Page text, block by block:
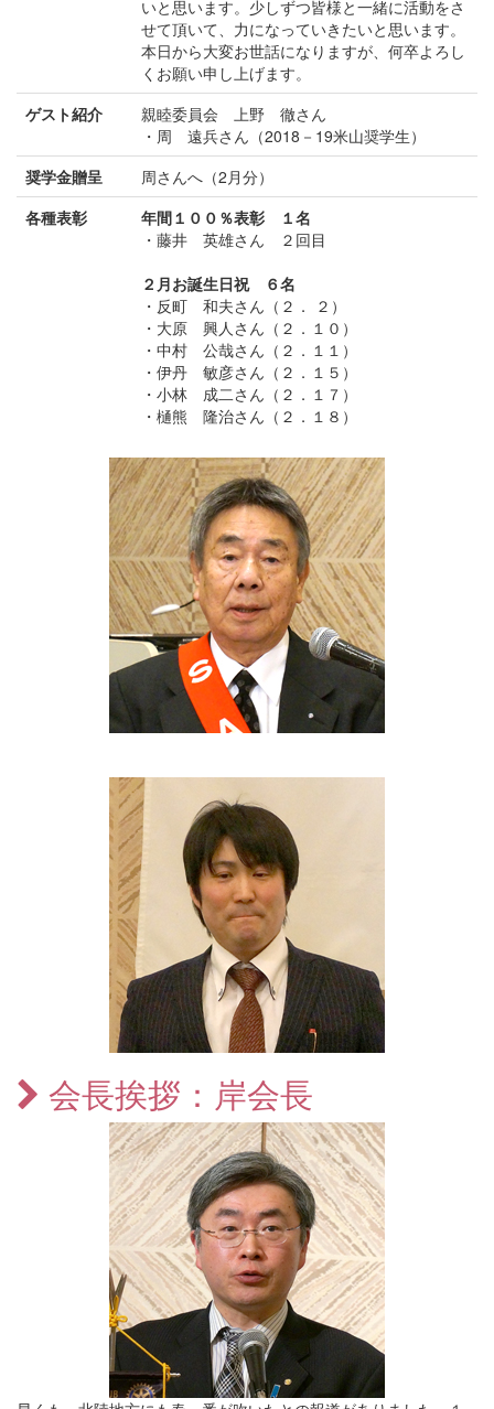
いと思います。少しずつ皆様と一緒に活動をさ
せて頂いて、力になっていきたいと思います。
本日から大変お世話になりますが、何卒よろし
くお願い申し上げます。
ゲスト紹介
親睦委員会 上野 徹さん
・周 遠兵さん（2018－19米山奨学生）
奨学金贈呈
周さんへ（2月分）
各種表彰
年間１００％表彰 １名
・藤井 英雄さん ２回目
２月お誕生日祝 ６名
・反町 和夫さん（２． ２）
・大原 興人さん（２．１０）
・中村 公哉さん（２．１１）
・伊丹 敏彦さん（２．１５）
・小林 成二さん（２．１７）
・樋熊 隆治さん（２．１８）
会長挨拶：岸会長